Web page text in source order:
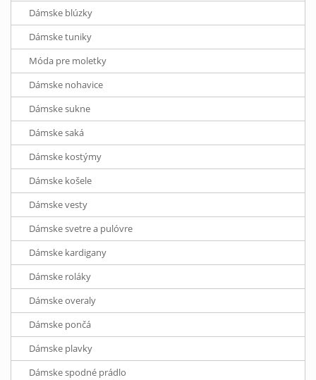
Dámske blúzky
Dámske tuniky
Móda pre moletky
Dámske nohavice
Dámske sukne
Dámske saká
Dámske kostýmy
Dámske košele
Dámske vesty
Dámske svetre a pulóvre
Dámske kardigany
Dámske roláky
Dámske overaly
Dámske pončá
Dámske plavky
Dámske spodné prádlo